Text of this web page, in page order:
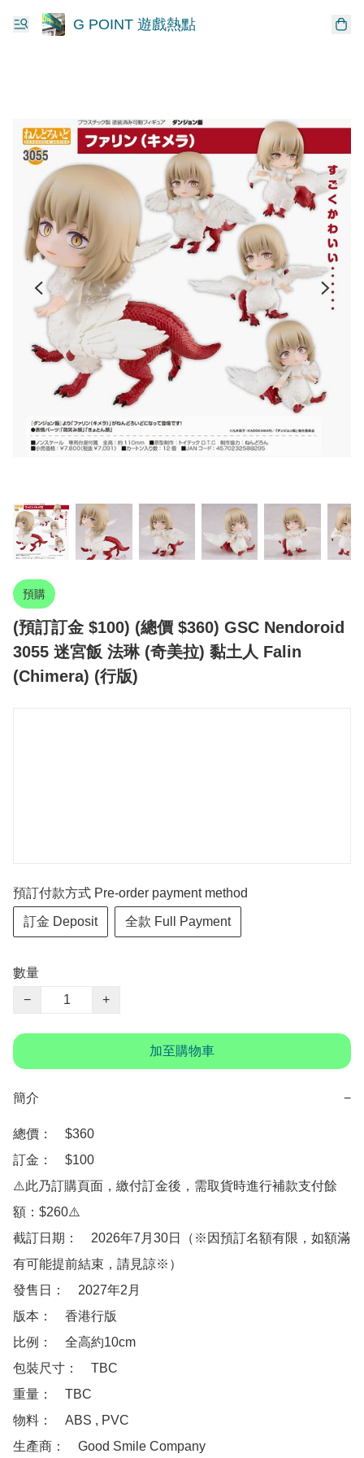
G POINT 遊戲熱點
預購
(預訂訂金 $100) (總價 $360) GSC Nendoroid
3055 迷宮飯 法琳 (奇美拉) 黏土人 Falin
(Chimera) (行版)
預訂付款方式 Pre-order payment method
訂金 Deposit 全款 Full Payment
數量
−
+
加至購物車
簡介 −
總價：　$360
訂金：　$100
⚠️此乃訂購頁面，繳付訂金後，需取貨時進行補款支付餘
額：$260⚠️
截訂日期：　2026年7月30日（※因預訂名額有限，如額滿
有可能提前結束，請見諒※）
發售日：　2027年2月
版本：　香港行版
比例：　全高約10cm
包裝尺寸：　TBC
重量：　TBC
物料：　ABS , PVC
生產商：　Good Smile Company